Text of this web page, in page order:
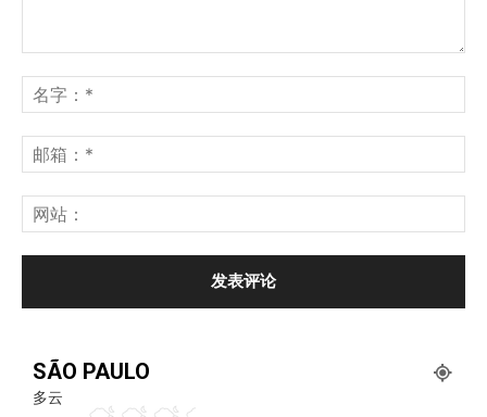
SÃO PAULO
多云